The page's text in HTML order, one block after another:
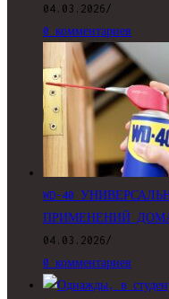
04.03.2026 /
0 комментариев
WD-40
ПРИМЕНЕНИЙ
04.03.2026 /
0 комментариев